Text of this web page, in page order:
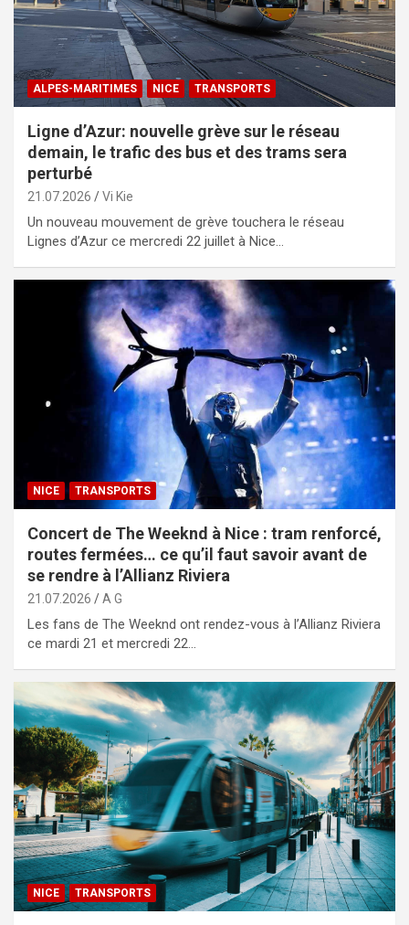
ALPES-MARITIMES NICE TRANSPORTS
Ligne d’Azur: nouvelle grève sur le réseau
demain, le trafic des bus et des trams sera
perturbé
21.07.2026 Vi Kie
Un nouveau mouvement de grève touchera le réseau
Lignes d’Azur ce mercredi 22 juillet à Nice…
NICE TRANSPORTS
Concert de The Weeknd à Nice : tram renforcé,
routes fermées… ce qu’il faut savoir avant de
se rendre à l’Allianz Riviera
21.07.2026 A G
Les fans de The Weeknd ont rendez-vous à l’Allianz Riviera
ce mardi 21 et mercredi 22…
NICE TRANSPORTS